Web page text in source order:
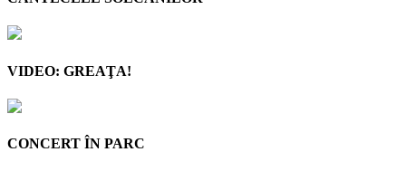
VIDEO: GREAŢA!
CONCERT ÎN PARC